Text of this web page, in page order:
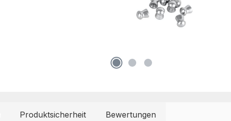
Produktsicherheit Bewertungen